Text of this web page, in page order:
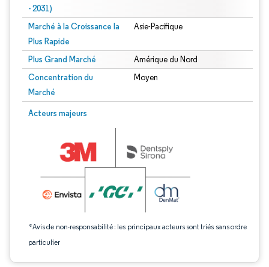
- 2031)
Marché à la Croissance la
Plus Rapide
Asie-Pacifique
Plus Grand Marché Amérique du Nord
Concentration du
Marché
Moyen
Acteurs majeurs
*Avis de non-responsabilité : les principaux acteurs sont triés sans ordre
particulier
Image © Mordor Intelligence. La réutilisation nécessite une attribution sous CC